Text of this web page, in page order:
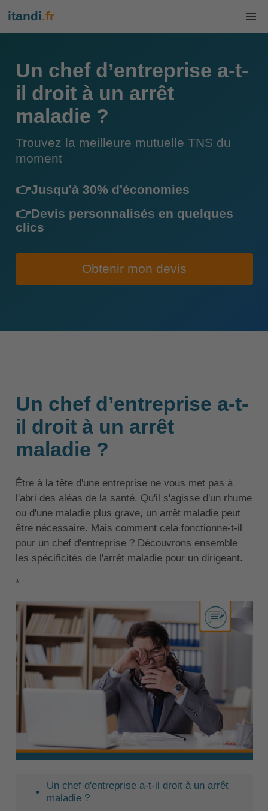
itandi.fr
Un chef d’entreprise a-t-
il droit à un arrêt
maladie ?
Trouvez la meilleure mutuelle TNS du
moment
👉Jusqu'à 30% d'économies
👉Devis personnalisés en quelques
clics
Obtenir mon devis
Un chef d’entreprise a-t-
il droit à un arrêt
maladie ?
Être à la tête d'une entreprise ne vous met pas à
l'abri des aléas de la santé. Qu'il s'agisse d'un rhume
ou d'une maladie plus grave, un arrêt maladie peut
être nécessaire. Mais comment cela fonctionne-t-il
pour un chef d'entreprise ? Découvrons ensemble
les spécificités de l'arrêt maladie pour un dirigeant.
*
Un chef d'entreprise a-t-il droit à un arrêt
maladie ?